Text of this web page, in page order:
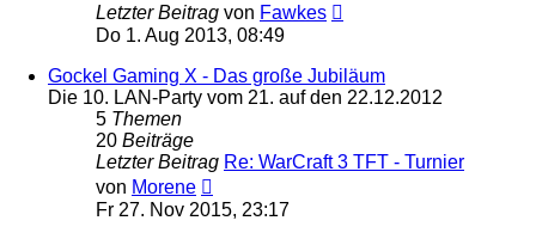
Letzter Beitrag von Fawkes
Do 1. Aug 2013, 08:49
Gockel Gaming X - Das große Jubiläum
Die 10. LAN-Party vom 21. auf den 22.12.2012
5 Themen
20 Beiträge
Letzter Beitrag Re: WarCraft 3 TFT - Turnier
von Morene
Beitrag
Fr 27. Nov 2015, 23:17